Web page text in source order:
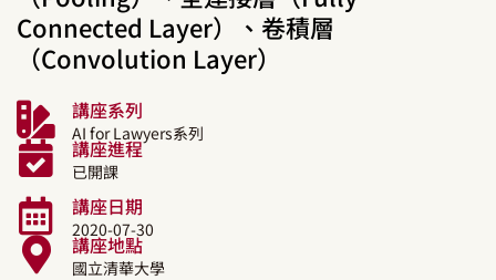
Connected Layer）、卷積層
（Convolution Layer）
講座系列
AI for Lawyers系列
講座進程
已開課
講座日期
2020-07-30
講座地點
國立清華大學